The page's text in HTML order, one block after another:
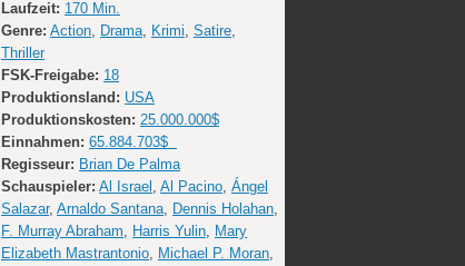
Laufzeit: 170 Min.
Genre: Action, Drama, Krimi, Satire,
Thriller
FSK-Freigabe: 18
Produktionsland: USA
Produktionskosten: 25.000.000$
Einnahmen: 65.884.703$
Regisseur: Brian De Palma
Schauspieler: Al Israel , Al Pacino, Ángel
Salazar, Arnaldo Santana, Dennis Holahan,
F. Murray Abraham, Harris Yulin, Mary
Elizabeth Mastrantonio, Michael P. Moran,